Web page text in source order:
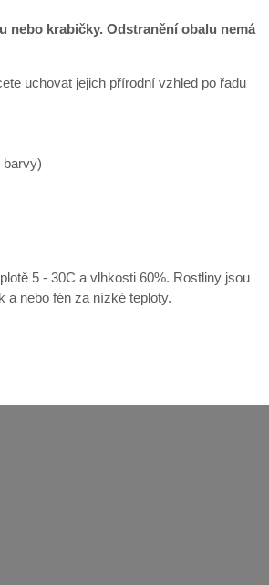
nebo krabičky. Odstranění obalu nemá
uchovat jejich přírodní vzhled po řadu
barvy)
5 - 30C a vlhkosti 60%. Rostliny jsou
a nebo fén za nízké teploty.